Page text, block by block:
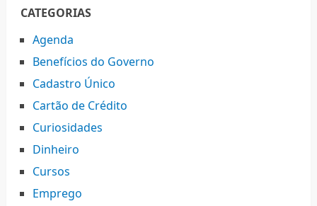
CATEGORIAS
Agenda
Benefícios do Governo
Cadastro Único
Cartão de Crédito
Curiosidades
Dinheiro
Cursos
Emprego